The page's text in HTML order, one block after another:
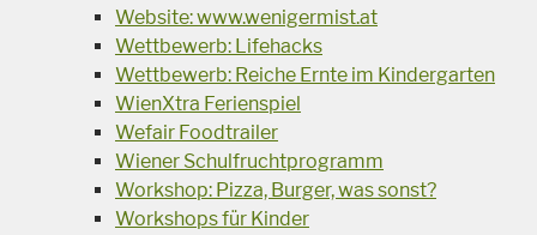
Website: www.wenigermist.at
Wettbewerb: Lifehacks
Wettbewerb: Reiche Ernte im Kindergarten
WienXtra Ferienspiel
Wefair Foodtrailer
Wiener Schulfruchtprogramm
Workshop: Pizza, Burger, was sonst?
Workshops für Kinder